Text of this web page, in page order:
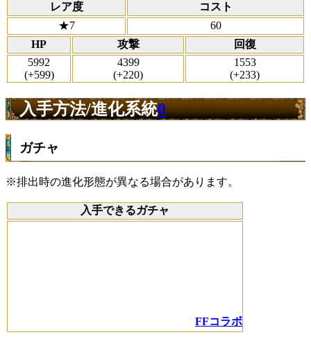
レア度
コスト
★7
60
HP
攻撃
回復
5992
(+599)
4399
(+220)
1553
(+233)
入手方法/進化系統0
ガチャ
※排出時の進化形態が異なる場合があります。
入手できるガチャ
FFコラボ